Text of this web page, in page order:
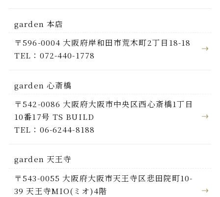
garden 本店
〒596-0004 大阪府岸和田市荒木町2丁目18-18
TEL：072-440-1778
garden 心斎橋
〒542-0086 大阪府大阪市中央区西心斎橋1丁目
10番17号 TS BUILD
TEL：06-6244-8188
garden 天王寺
〒543-0055 大阪府大阪市天王寺区悲田院町10-
39 天王寺MIO(ミオ)4階